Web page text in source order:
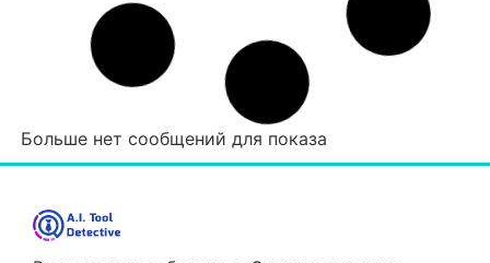
Больше нет сообщений для показа